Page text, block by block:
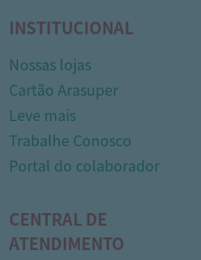
INSTITUCIONAL
Nossas lojas
Cartão Arasuper
Leve mais
Trabalhe Conosco
Portal do colaborador
CENTRAL DE
ATENDIMENTO